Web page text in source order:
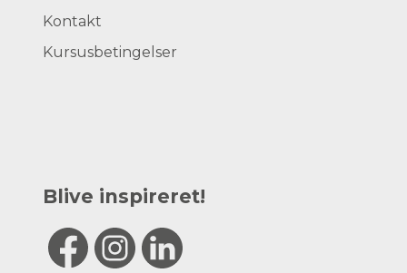
Kontakt
Kursusbetingelser
Blive inspireret!